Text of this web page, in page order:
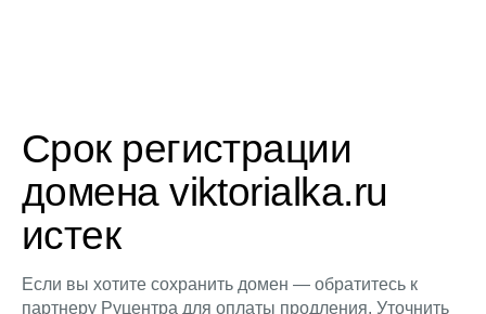
Срок регистрации
домена viktorialka.ru
истек
Если вы хотите сохранить домен — обратитесь к
партнеру Руцентра для оплаты продления. Уточнить